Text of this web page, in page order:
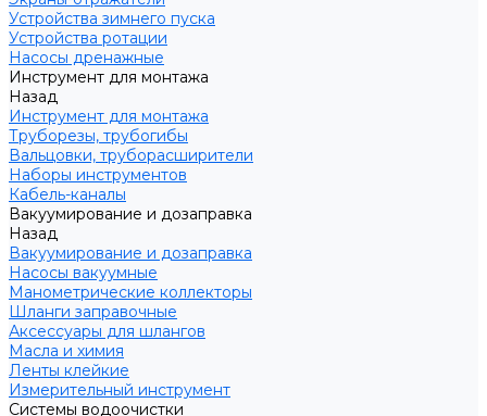
Устройства зимнего пуска
Устройства ротации
Насосы дренажные
Инструмент для монтажа
Назад
Инструмент для монтажа
Труборезы, трубогибы
Вальцовки, труборасширители
Наборы инструментов
Кабель-каналы
Вакуумирование и дозаправка
Назад
Вакуумирование и дозаправка
Насосы вакуумные
Манометрические коллекторы
Шланги заправочные
Аксессуары для шлангов
Масла и химия
Ленты клейкие
Измерительный инструмент
Системы водоочистки